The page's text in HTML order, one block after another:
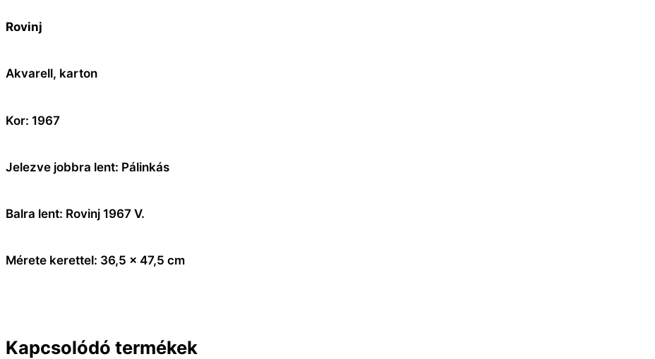
Rovinj
Akvarell, karton
Kor: 1967
Jelezve jobbra lent: Pálinkás
Balra lent: Rovinj 1967 V.
Mérete kerettel: 36,5 x 47,5 cm
Kapcsolódó termékek